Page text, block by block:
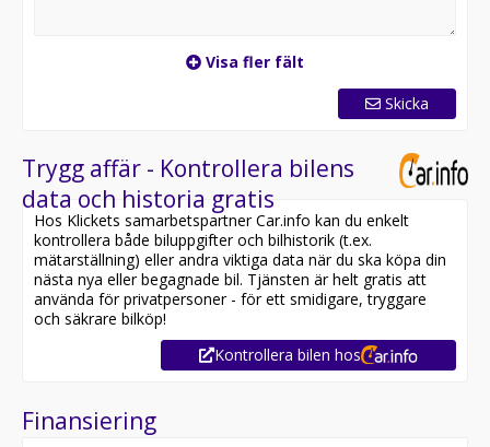
detta fordon kontakta oss på Bilkompaniet Rosersberg
i Stockholm. Ta kontakt via formuläret eller ring oss på
070-756 78 59 så hjälper vi dig vidare.
Visa fler fält
Skicka
Trygg affär - Kontrollera bilens
data och historia gratis
Hos Klickets samarbetspartner Car.info kan du enkelt
kontrollera både biluppgifter och bilhistorik (t.ex.
mätarställning) eller andra viktiga data när du ska köpa din
nästa nya eller begagnade bil. Tjänsten är helt gratis att
använda för privatpersoner - för ett smidigare, tryggare
och säkrare bilköp!
Kontrollera bilen hos
Finansiering